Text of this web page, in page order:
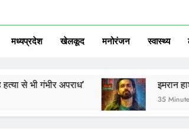
मध्‍यप्रदेश खेलकूद मनोरंजन स्‍वास्‍थ्‍य
अपराध’ इमरान हाशमी की
35 Minutes Ago